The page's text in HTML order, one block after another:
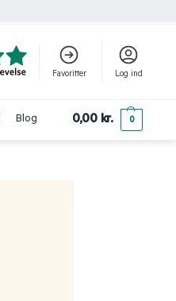
Favoritter Log ind
Blog 0,00 kr. 0